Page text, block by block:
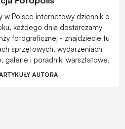
w Polsce internetowy dziennik o
każdego dnia dostarczamy
fotograficznej - znajdziecie tu
sprzętowych, wydarzeniach
galerie i poradniki warsztatowe.
AUTORA